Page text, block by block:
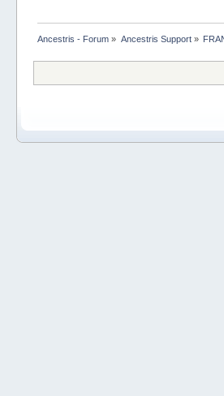
Ancestris - Forum » Ancestris Support»